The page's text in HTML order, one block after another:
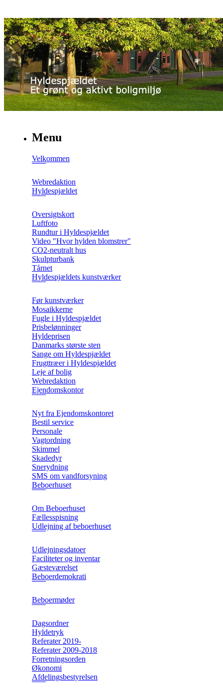
Menu
Velkommen
Webredaktion
Hyldespjældet
Oversigtskort
Luftfoto
Rundtur i Hyldespjældet
Video "Hvor hylden blomstrer"
CO2-neutralt hus
Skulpturbank
Tårnet
Hyldespjældets kunstværker
Før kunstværker
Mosaikkerne
Fugle i Hyldespjældet
Prisbelønninger
Hyldeprisen
Danmarks største sten
Sange om Hyldespjældet
Frugttræer i Hyldespjældet
Leje af bolig
Webredaktion
Ejendomskontor
Nyt fra Ejendomskontoret
Bestil service
Personale
Vagtordning
Skimmel
Skadedyr
Snerydning
SMS om vandforsyning
Beboerhuset
Om Beboerhuset
Fællesspisning
Udlejning af beboerhuset
Udlejningsdatoer
Faciliteter og inventar
Gæsteværelset
Beboerdemokrati
Beboermøder
Dagsordner
Hyldetryk
Referater 2019-
Referater 2009-2018
Forretningsorden
Økonomi
Afdelingsbestyrelsen